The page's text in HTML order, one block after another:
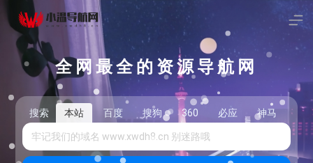
全网最全的资源导航网
搜索 本站 百度 搜狗 360 必应 神马 头